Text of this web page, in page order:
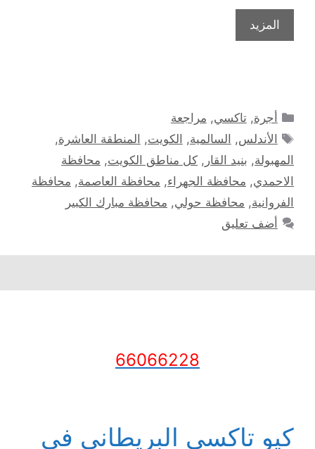
المزيد
التصنيفات
أجرة,تاكسي, مراجعة
الوسوم
الأندلس, السالمية, الكويت, المنطقة العاشرة,
المهبولة, بنيد القار , كل مناطق الكويت, محافظة
الاحمدي, محافظة الجهراء, محافظة العاصمة, محافظة
الفروانية, محافظة حولي, محافظة مبارك الكبير
أضف تعليق
66066228
كيو تاكسي البريطاني في